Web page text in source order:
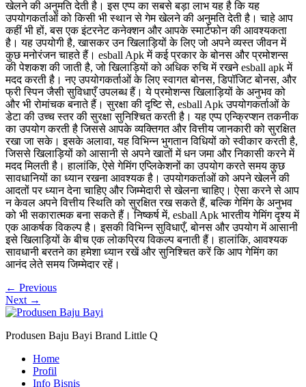
खेलने की अनुमति देती है। इस एप्प का सबसे बड़ा लाभ यह है कि यह
उपयोगकर्ताओं को किसी भी स्थान से गेम खेलने की अनुमति देती है। चाहे आप
कहीं भी हों, बस एक इंटरनेट कनेक्शन और आपके स्मार्टफोन की आवश्यकता
है। यह उपयोगी है, खासकर उन खिलाड़ियों के लिए जो अपने व्यस्त जीवन में
कुछ मनोरंजन चाहते हैं। esball Apk में कई प्रकार के बोनस और प्रमोशन्स
की पेशकश की जाती है, जो खिलाड़ियों को अधिक रुचि में रखने esball apk में
मदद करती है। नए उपयोगकर्ताओं के लिए स्वागत बोनस, डिपॉजिट बोनस, और
फ्री स्पिन जैसी सुविधाएँ उपलब्ध हैं। ये प्रमोशन्स खिलाड़ियों के अनुभव को
और भी रोमांचक बनाते हैं। सुरक्षा की दृष्टि से, esball Apk उपयोगकर्ताओं के
डेटा की उच्च स्तर की सुरक्षा सुनिश्चित करती है। यह एप्प एन्क्रिप्शन तकनीक
का उपयोग करती है जिससे आपके व्यक्तिगत और वित्तीय जानकारी को सुरक्षित
रखा जा सके। इसके अलावा, यह विभिन्न भुगतान विधियों को स्वीकार करती है,
जिससे खिलाड़ियों को आसानी से अपने खातों में धन जमा और निकासी करने में
मदद मिलती है। हालांकि, ऐसे गेमिंग एप्लिकेशनों का उपयोग करते समय कुछ
सावधानियों का ध्यान रखना आवश्यक है। उपयोगकर्ताओं को अपने खेलने की
आदतों पर ध्यान देना चाहिए और जिम्मेदारी से खेलना चाहिए। ऐसा करने से आप
न केवल अपने वित्तीय स्थिति को सुरक्षित रख सकते हैं, बल्कि गेमिंग के अनुभव
को भी सकारात्मक बना सकते हैं। निष्कर्ष में, esball Apk भारतीय गेमिंग दृश्य में
एक आकर्षक विकल्प है। इसकी विभिन्न सुविधाएँ, बोनस और उपयोग में आसानी
इसे खिलाड़ियों के बीच एक लोकप्रिय विकल्प बनाती हैं। हालांकि, आवश्यक
सावधानी बरतने का हमेशा ध्यान रखें और सुनिश्चित करें कि आप गेमिंग का
आनंद लेते समय जिम्मेदार रहें।
← Previous
Next →
Produsen Baju Bayi Brand Little Q
Home
Profil
Info Bisnis